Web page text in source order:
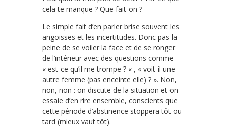
cela te manque ? Que fait-on ?
Le simple fait d’en parler brise souvent les
angoisses et les incertitudes. Donc pas la
peine de se voiler la face et de se ronger
de l’intérieur avec des questions comme
« est-ce qu’il me trompe ? « , « voit-il une
autre femme (pas enceinte elle) ? ». Non,
non, non : on discute de la situation et on
essaie d’en rire ensemble, conscients que
cette période d’abstinence stoppera tôt ou
tard (mieux vaut tôt).